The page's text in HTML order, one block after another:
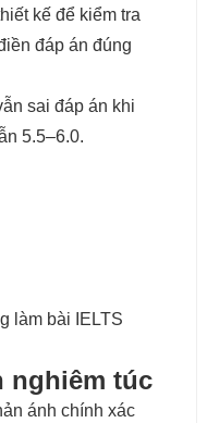
kế để kiểm tra
đáp án đúng
sai đáp án khi
5.5–6.0.
làm bài IELTS
nghiêm túc
ánh chính xác